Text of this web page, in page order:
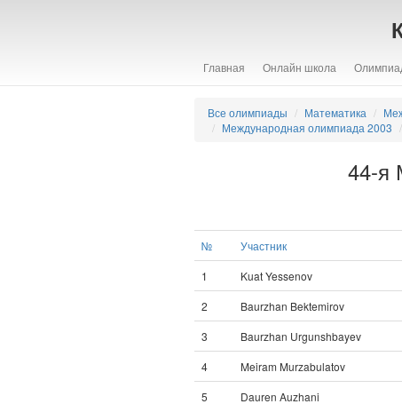
Главная Онлайн школа
Все олимпиады Математика
Международная олимпиада 2003
44-я
№ Участник
1
Kuat Yessenov
2
Baurzhan Bektemirov
3
Baurzhan Urgunshbayev
4
Meiram Murzabulatov
5
Dauren Auzhani